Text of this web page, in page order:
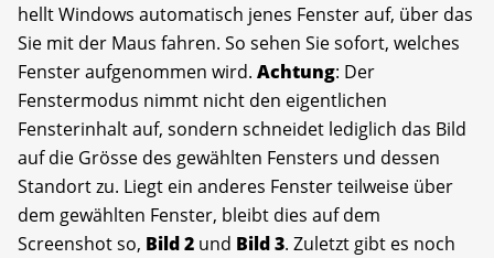
hellt Windows automatisch jenes Fenster auf, über das
Sie mit der Maus fahren. So sehen Sie sofort, welches
Fenster aufgenommen wird. Achtung: Der
Fenstermodus nimmt nicht den eigentlichen
Fensterinhalt auf, sondern schneidet lediglich das Bild
auf die Grösse des gewählten Fensters und dessen
Standort zu. Liegt ein anderes Fenster teilweise über
dem gewählten Fenster, bleibt dies auf dem
Screenshot so, Bild 2 und Bild 3. Zuletzt gibt es noch